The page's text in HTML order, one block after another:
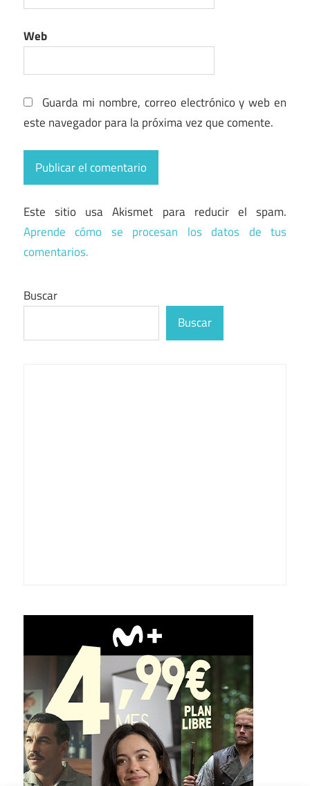
Web
Guarda mi nombre, correo electrónico y web en
este navegador para la próxima vez que comente.
Este sitio usa Akismet para reducir el spam.
Aprende cómo se procesan los datos de tus
comentarios.
Buscar
Buscar